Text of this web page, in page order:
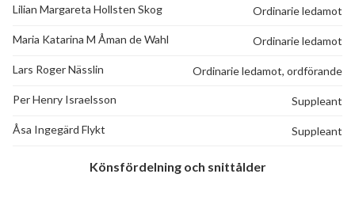
Lilian Margareta Hollsten Skog Ordinarie ledamot
Maria Katarina M Åman de Wahl Ordinarie ledamot
Lars Roger Nässlin Ordinarie ledamot, ordförande
Per Henry Israelsson Suppleant
Åsa Ingegärd Flykt Suppleant
Könsfördelning och snittålder